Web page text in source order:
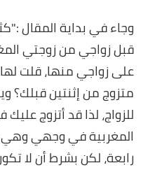
وجاء في بداية المقال
قبل زواجي من زوجتي
على زواجي منها، قلت
متزوج من إثنتين قبلك؟
للزواج، لذا قد أتزوج
المغربية في وجهي وهي
رابعة، لكن بشرط أن لا